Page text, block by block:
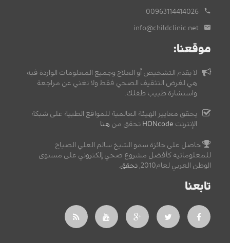
00963114414026
info@childclinic.net
موقعنا:
لا يقدم التشخيص أو العلاج وجميع المعلومات الواردة فيه
هي لغرض التثقيف الصحي فقط ولا تغني عن مراجعة
واستشارة طبيب طفلك.
يحقق معايير الهيئة العالمية للمواقع الطبية على شبكة
الإنترنت HONcode تحقق من هنا
حاصل على جائزة سمو الشيخ سالم العلي الصباح
للمعلوماتية كأفضل مشروع صحي إلكتروني على مستوى
الوطن العربي لعام2010,
تحقق.
تابعنا